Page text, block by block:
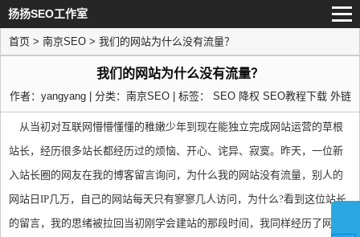
扬扬SEO工作室
首页 > 南京SEO > 我们的网站为什么没有流量？
我们的网站为什么没有流量？
作者：yangyang | 分类： 南京SEO| 标签： SEO 降权 SEO教程下载 外链
从当初对互联网懵懵懂懂的稚嫩少年到现在能独立完成网站运营的草根
站长，经历很多站长都经历过的烦恼、开心、诧异、寂寞。昨天，一位新
入站长圈的网友在我的博客留言询问，为什么我的网站没有流量，别人的
网站日IP几万，自己的网站每天只有寥寥几人访问，为什么?看到这位站长
的留言，我的思绪被拉回当初刚学会建站的那段时间，我同样经历了网站